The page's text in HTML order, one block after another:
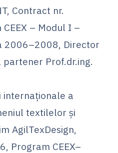
Contract nr.
– Modul I –
2006–2008, Director
Prof.dr.ing.
internaţionale a
textilelor şi
AgilTexDesign,
Program CEEX–